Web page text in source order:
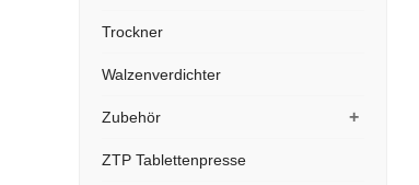
Trockner
Walzenverdichter
+
Zubehör
ZTP Tablettenpresse